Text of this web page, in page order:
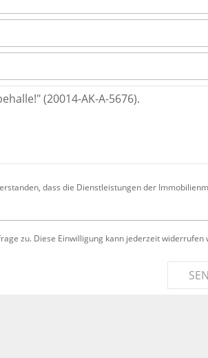
dass die Dienstleistungen der
zu. Diese Einwilligung kann jederzeit widerrufen